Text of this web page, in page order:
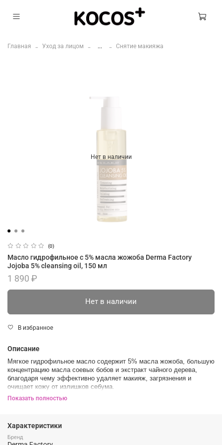
Главная Уход за лицом ... Снятие макияжа
Нет в наличии
(0)
Масло гидрофильное с 5% масла жожоба Derma Factory
Jojoba 5% cleansing oil, 150 мл
1 890 ₽
Нет в наличии
В избранное
Описание
Мягкое гидрофильное масло содержит 5% масла жожоба, большую
концентрацию масла соевых бобов и экстракт чайного дерева,
благодаря чему эффективно удаляет макияж, загрязнения и
очищает кожу от излишков себума.
Эффект:
Питание
Показать полностью
Характеристики
Бренд